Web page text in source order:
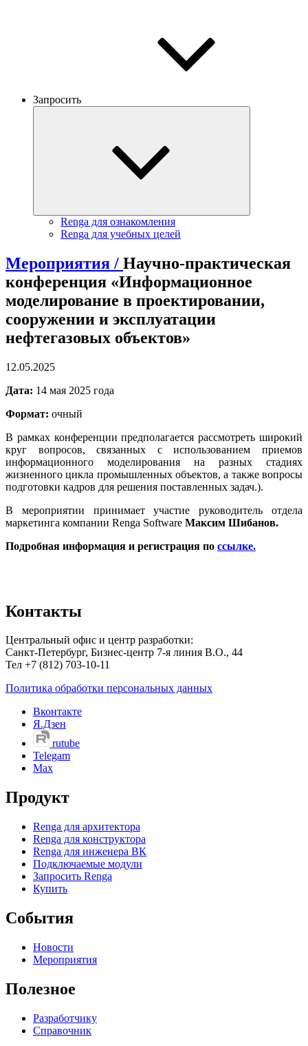
Запросить
Renga для ознакомления
Renga для учебных целей
Мероприятия / Научно-практическая
конференция «Информационное
моделирование в проектировании,
сооружении и эксплуатации
нефтегазовых объектов»
12.05.2025
Дата: 14 мая 2025 года
Формат: очный
В рамках конференции предполагается рассмотреть широкий
круг вопросов, связанных с использованием приемов
информационного моделирования на разных стадиях
жизненного цикла промышленных объектов, а также вопросы
подготовки кадров для решения поставленных задач.).
В мероприятии принимает участие руководитель отдела
маркетинга компании Renga Software Максим Шибанов.
Подробная информация и регистрация по ссылке.
Контакты
Центральный офис и центр разработки:
Санкт-Петербург, Бизнес-центр 7-я линия В.О., 44
Тел +7 (812) 703-10-11
Политика обработки персональных данных
Вконтакте
Я.Дзен
rutube
Telegam
Max
Продукт
Renga для архитектора
Renga для конструктора
Renga для инженера ВК
Подключаемые модули
Запросить Renga
Купить
События
Новости
Мероприятия
Полезное
Разработчику
Справочник